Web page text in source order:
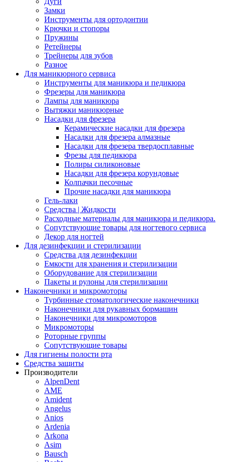
Замки
Инструменты для ортодонтии
Крючки и стопоры
Пружины
Ретейнеры
Трейнеры для зубов
Разное
Для маникюрного сервиса
Инструменты для маникюра и педикюра
Фрезеры для маникюра
Лампы для маникюра
Вытяжки маникюрные
Насадки для фрезера
Керамические насадки для фрезера
Насадки для фрезера алмазные
Насадки для фрезера твердосплавные
Фрезы для педикюра
Полиры силиконовые
Насадки для фрезера корундовые
Колпачки песочные
Прочие насадки для маникюра
Гель-лаки
Средства | Жидкости
Расходные материалы для маникюра и педикюра.
Сопутствующие товары для ногтевого сервиса
Декор для ногтей
Для дезинфекции и стерилизации
Средства для дезинфекции
Емкости для хранения и стерилизации
Оборудование для стерилизации
Пакеты и рулоны для стерилизации
Наконечники и микромоторы
Турбинные стоматологические наконечники
Наконечники для рукавных бормашин
Наконечники для микромоторов
Микромоторы
Роторные группы
Сопутствующие товары
Для гигиены полости рта
Средства защиты
Производители
AlpenDent
AME
Amident
Angelus
Anios
Ardenia
Arkona
Asim
Bausch